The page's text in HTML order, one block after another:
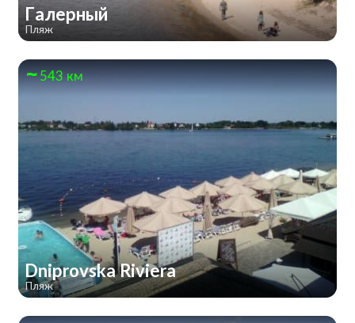
Галерный
Пляж
543 км
Dniprovska Riviera
Пляж